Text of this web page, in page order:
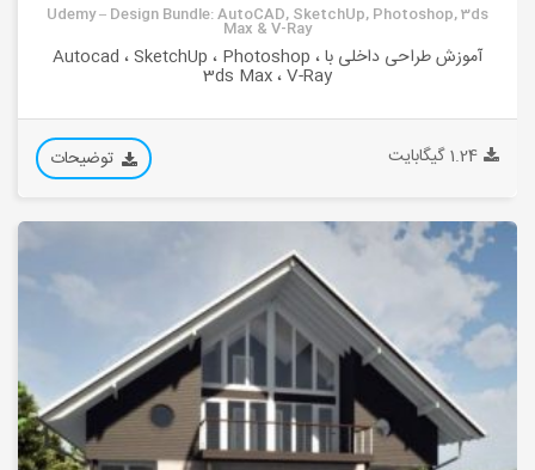
Udemy – Design Bundle: AutoCAD, SketchUp, Photoshop, 3ds
Max & V-Ray
آموزش طراحی داخلی با Autocad ، SketchUp ، Photoshop ،
3ds Max ، V-Ray
1.24 گیگابایت توضیحات